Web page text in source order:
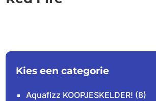
Kies een categorie
Aquafizz KOOPJESKELDER! (8)